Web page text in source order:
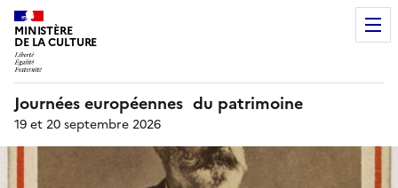
MINISTÈRE
DE LA CULTURE
Journées européennes du patrimoine
19 et 20 septembre 2026